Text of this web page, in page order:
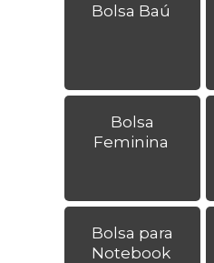
Bolsa Baú
Bolsa
Feminina
Bolsa para
Notebook